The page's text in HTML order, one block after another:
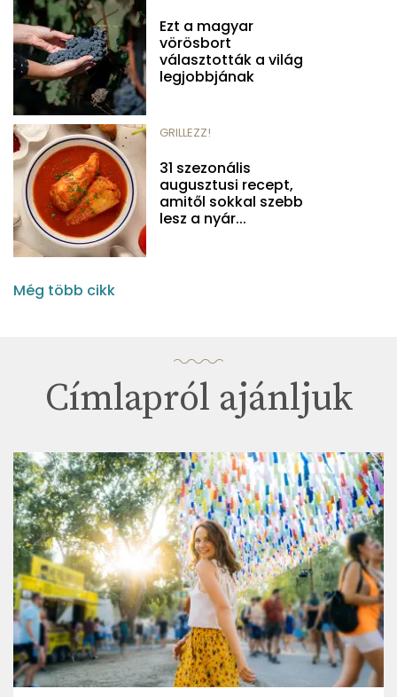
Ezt a magyar
vörösbort
választották a világ
legjobbjának
GRILLEZZ!
31 szezonális
augusztusi recept,
amitől sokkal szebb
lesz a nyár...
Még több cikk
Címlapról ajánljuk